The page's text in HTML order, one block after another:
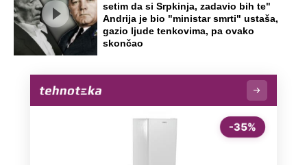
setim da si Srpkinja, zadavio bih te"
Andrija je bio "ministar smrti" ustaša,
gazio ljude tenkovima, pa ovako
skončao